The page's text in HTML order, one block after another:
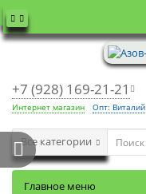
+7 (928) 169-21-21
Интернет магазин Опт: Виталий
Все категории
Главное меню